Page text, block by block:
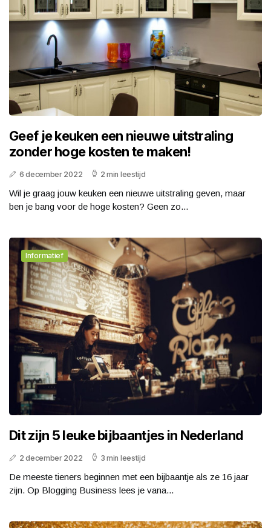
Geef je keuken een nieuwe uitstraling
zonder hoge kosten te maken!
6 december 2022 2 min leestijd
Wil je graag jouw keuken een nieuwe uitstraling geven, maar
ben je bang voor de hoge kosten? Geen zo...
Informatief
Dit zijn 5 leuke bijbaantjes in Nederland
2 december 2022 3 min leestijd
De meeste tieners beginnen met een bijbaantje als ze 16 jaar
zijn. Op Blogging Business lees je vana...